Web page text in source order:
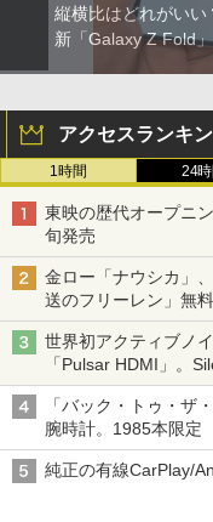
縦横比はどれがい
新「Galaxy Z Fold」
アクセスランキ
1時間 24
東映の歴代オープニ
旬発売
金ロー「ナウシカ」
送のフリーレン」無
世界初アクティブノ
「Pulsar HDMI」。
「バック・トゥ・ザ
腕時計。1985本限定
純正の有線CarPlay/